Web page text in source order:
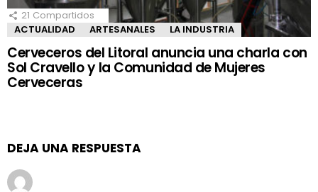
21 Compartidos
ACTUALIDAD
ARTESANALES LA INDUSTRIA
Cerveceros del Litoral anuncia una charla con
Sol Cravello y la Comunidad de Mujeres
Cerveceras
DEJA UNA RESPUESTA